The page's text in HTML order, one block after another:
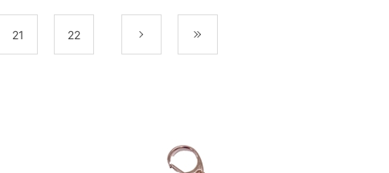
21 22